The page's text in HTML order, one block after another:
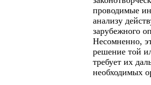
проводимые
анализу
зарубежного
Несомненно,
решение той
требует их
необходимых